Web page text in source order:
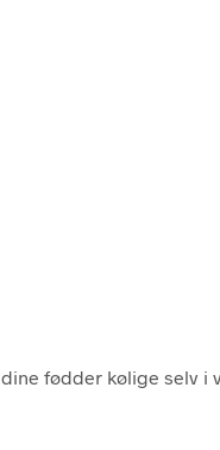
fødder kølige selv i